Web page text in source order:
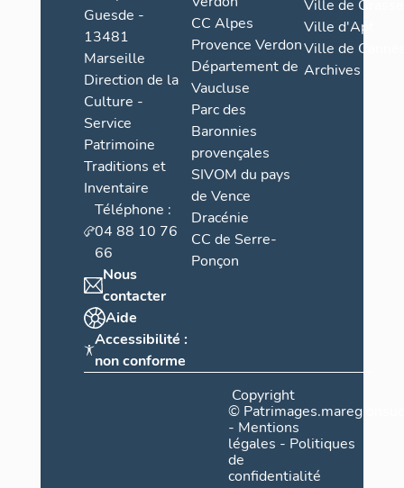
Guesde -
13481
Marseille
Direction de la
Culture -
Service
Patrimoine
Traditions et
Inventaire
Téléphone :
04 88 10 76
66
Nous
contacter
Aide
Accessibilité :
non conforme
CC Alpes
Provence Verdon
Département de
Vaucluse
Parc des
Baronnies
provençales
SIVOM du pays
de Vence
Dracénie
CC de Serre-
Ponçon
Ville de Grasse
Ville d'Apt
Ville de
Archives
Copyright
©
- Mentions
légales - Politiques
de
confidentialité